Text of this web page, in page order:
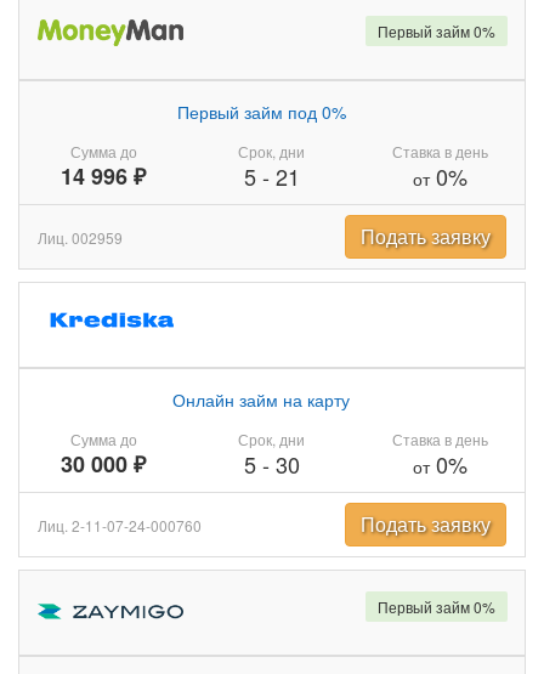
Сумма до
14 996 ₽
Первый займ под 0%
Срок, дни
5- 21
Ставка в день
от0%
Первый займ 0%
Лиц. 002959 Подать заявку
Сумма до
30 000 ₽
Онлайн займ на карту
Срок, дни
5- 30
Ставка в день
от0%
Лиц. 2-11-07-24-000760 Подать заявку
Первый займ 0%